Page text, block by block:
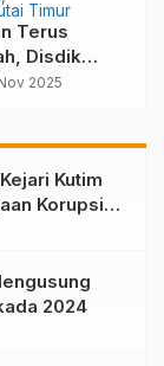
Timur
Terus
Disdik
2025
Kutim
Di Desa
2024